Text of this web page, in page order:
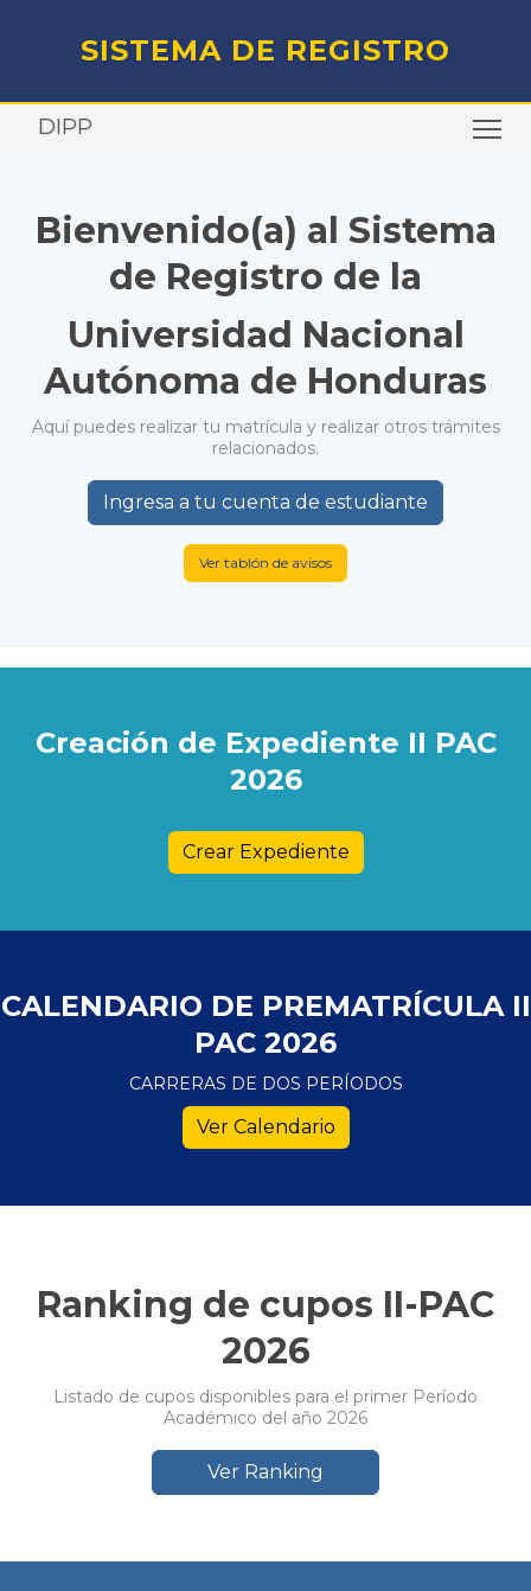
SISTEMA DE REGISTRO
DIPP
Bienvenido(a) al Sistema
de Registro de la
Universidad Nacional
Autónoma de Honduras
Aquí puedes realizar tu matrícula y realizar otros trámites
relacionados.
Ingresa a tu cuenta de estudiante
Ver tablón de avisos
Creación de Expediente II PAC
2026
Crear Expediente
CALENDARIO DE PREMATRÍCULA II
PAC 2026
CARRERAS DE DOS PERÍODOS
Ver Calendario
Ranking de cupos II-PAC
2026
Listado de cupos disponibles para el primer Período
Académico del año 2026
Ver Ranking